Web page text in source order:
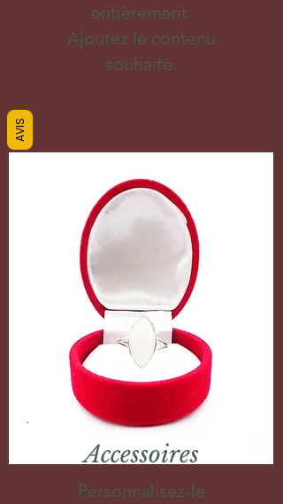
entièrement.
Ajoutez le contenu
souhaité.
Accessoires
Personnalisez-le
AVIS